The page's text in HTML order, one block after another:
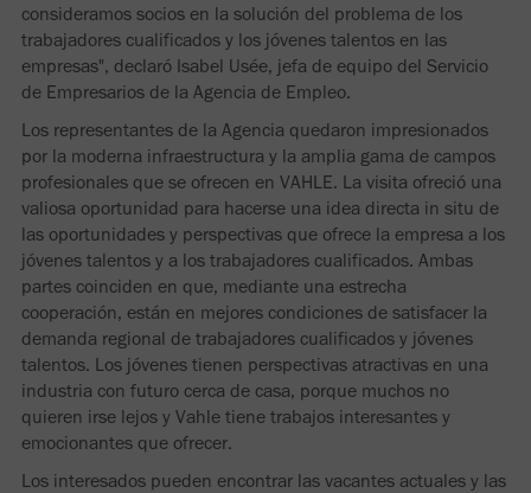
consideramos socios en la solución del problema de los
trabajadores cualificados y los jóvenes talentos en las
empresas", declaró Isabel Usée, jefa de equipo del Servicio
de Empresarios de la Agencia de Empleo.
Los representantes de la Agencia quedaron impresionados
por la moderna infraestructura y la amplia gama de campos
profesionales que se ofrecen en VAHLE. La visita ofreció una
valiosa oportunidad para hacerse una idea directa in situ de
las oportunidades y perspectivas que ofrece la empresa a los
jóvenes talentos y a los trabajadores cualificados. Ambas
partes coinciden en que, mediante una estrecha
cooperación, están en mejores condiciones de satisfacer la
demanda regional de trabajadores cualificados y jóvenes
talentos. Los jóvenes tienen perspectivas atractivas en una
industria con futuro cerca de casa, porque muchos no
quieren irse lejos y Vahle tiene trabajos interesantes y
emocionantes que ofrecer.
Los interesados pueden encontrar las vacantes actuales y las